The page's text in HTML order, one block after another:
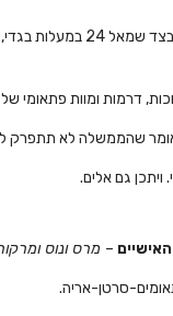
במעלות בגדי,
דרמות ומוות פתאומישל
שהממשלה לא תתפרק
גם אלים.
–מרס ונוס
סרטן-אריה.